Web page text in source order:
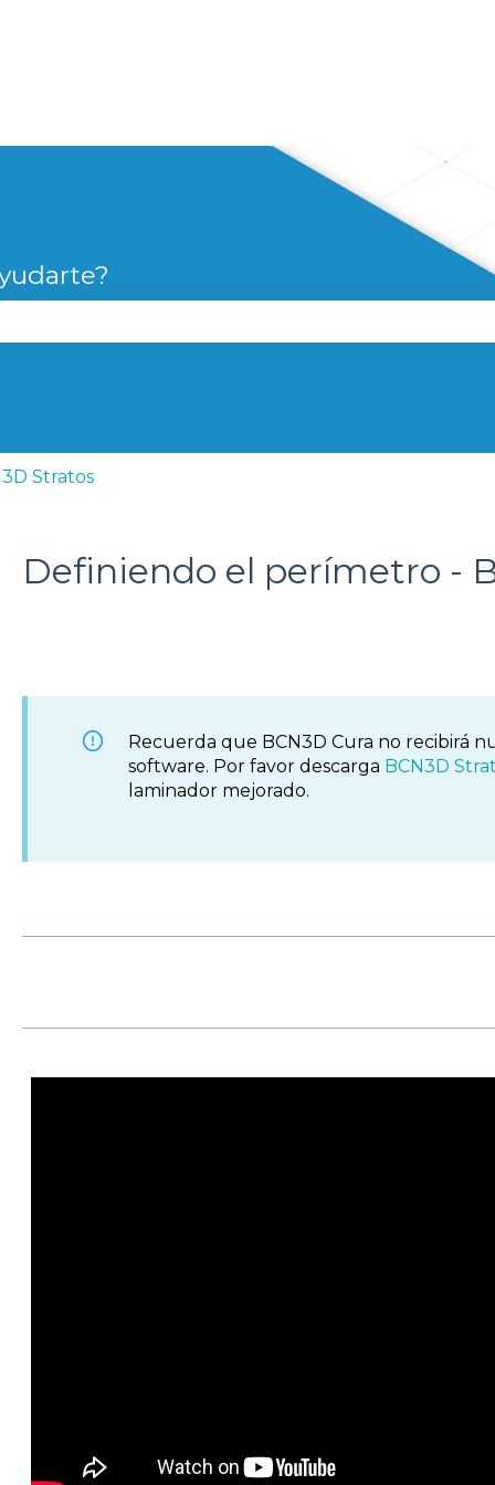
de búsqueda está vacío.
Stratos
Definiendo el perímetro -
Recuerda que BCN3D Cura no recibirá
software. Por favor descarga BCN3D
laminador mejorado.